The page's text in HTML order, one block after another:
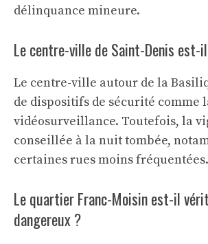
délinquance mineure.
Le centre-ville de Saint-Denis est-
Le centre-ville autour de la
de dispositifs de sécurité comme
vidéosurveillance. Toutefois, la
conseillée à la nuit tombée,
certaines rues moins fréquentées.
Le quartier Franc-Moisin est-il
dangereux ?